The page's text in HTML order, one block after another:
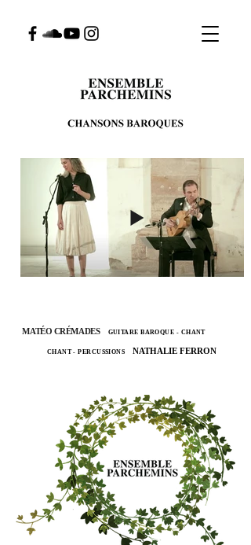
MATÉO CRÉMADES GUITARE BAROQUE - CHANT
CHANT - PERCUSSIONS NATHALIE FERRON